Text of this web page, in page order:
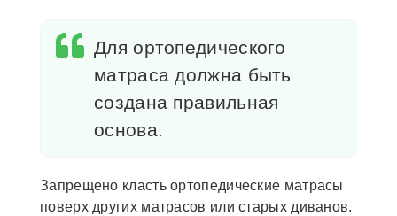
Для ортопедического
матраса должна быть
создана правильная
основа.
Запрещено класть ортопедические матрасы
поверх других матрасов или старых диванов.